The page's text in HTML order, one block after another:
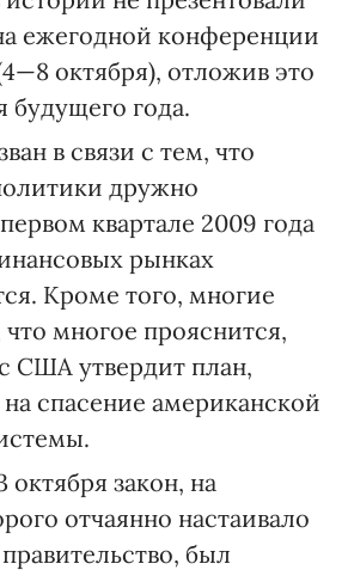
ежегодной конференции
октября), отложив это
будущего года.
в связи с тем, что
дружно
квартале 2009 года
рынках
Кроме того, многие
многое прояснится,
США утвердит план,
спасение американской
октября закон, на
отчаянно настаивало
был